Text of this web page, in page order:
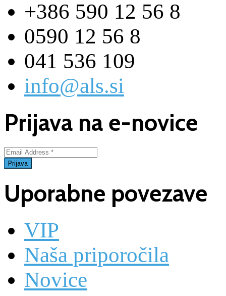
+386 590 12 56 8
0590 12 56 8
041 536 109
info@als.si
Prijava na e-novice
Uporabne povezave
VIP
Naša priporočila
Novice